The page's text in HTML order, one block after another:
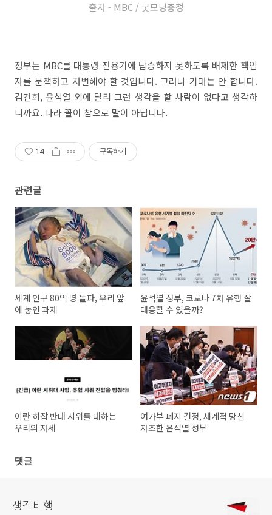
출처 - MBC / 굿모닝충청
정부는 MBC를 대통령 전용기에 탑승하지 못하도록 배제한 책임
자를 문책하고 처벌해야 할 것입니다. 그러나 기대는 안 합니다.
김건희, 윤석열 외에 달리 그런 생각을 할 사람이 없다고 생각하
니까요. 나라 꼴이 참으로 말이 아닙니다.
14 구독하기
관련글
세계 인구 80억 명 돌파, 우리 앞
에 놓인 과제
윤석열 정부, 코로나 7차 유행 잘
대응할 수 있을까?
이란 히잡 반대 시위를 대하는
우리의 자세
여가부 폐지 결정, 세계적 망신
자초한 윤석열 정부
댓글
생각비행